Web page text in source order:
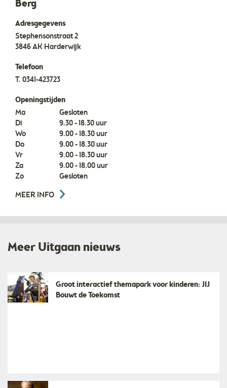
Berg
Adresgegevens
Stephensonstraat 2
3846 AK Harderwijk
Telefoon
T. 0341-423723
Openingstijden
Ma
Gesloten
Di
9.30 - 18.30 uur
Wo
9.00 - 18.30 uur
Do
9.00 - 18.30 uur
Vr
9.00 - 18.30 uur
Za
9.00 - 18.00 uur
Zo
Gesloten
MEER INFO
Meer Uitgaan nieuws
Groot interactief themapark voor kinderen: JIJ
Bouwt de Toekomst